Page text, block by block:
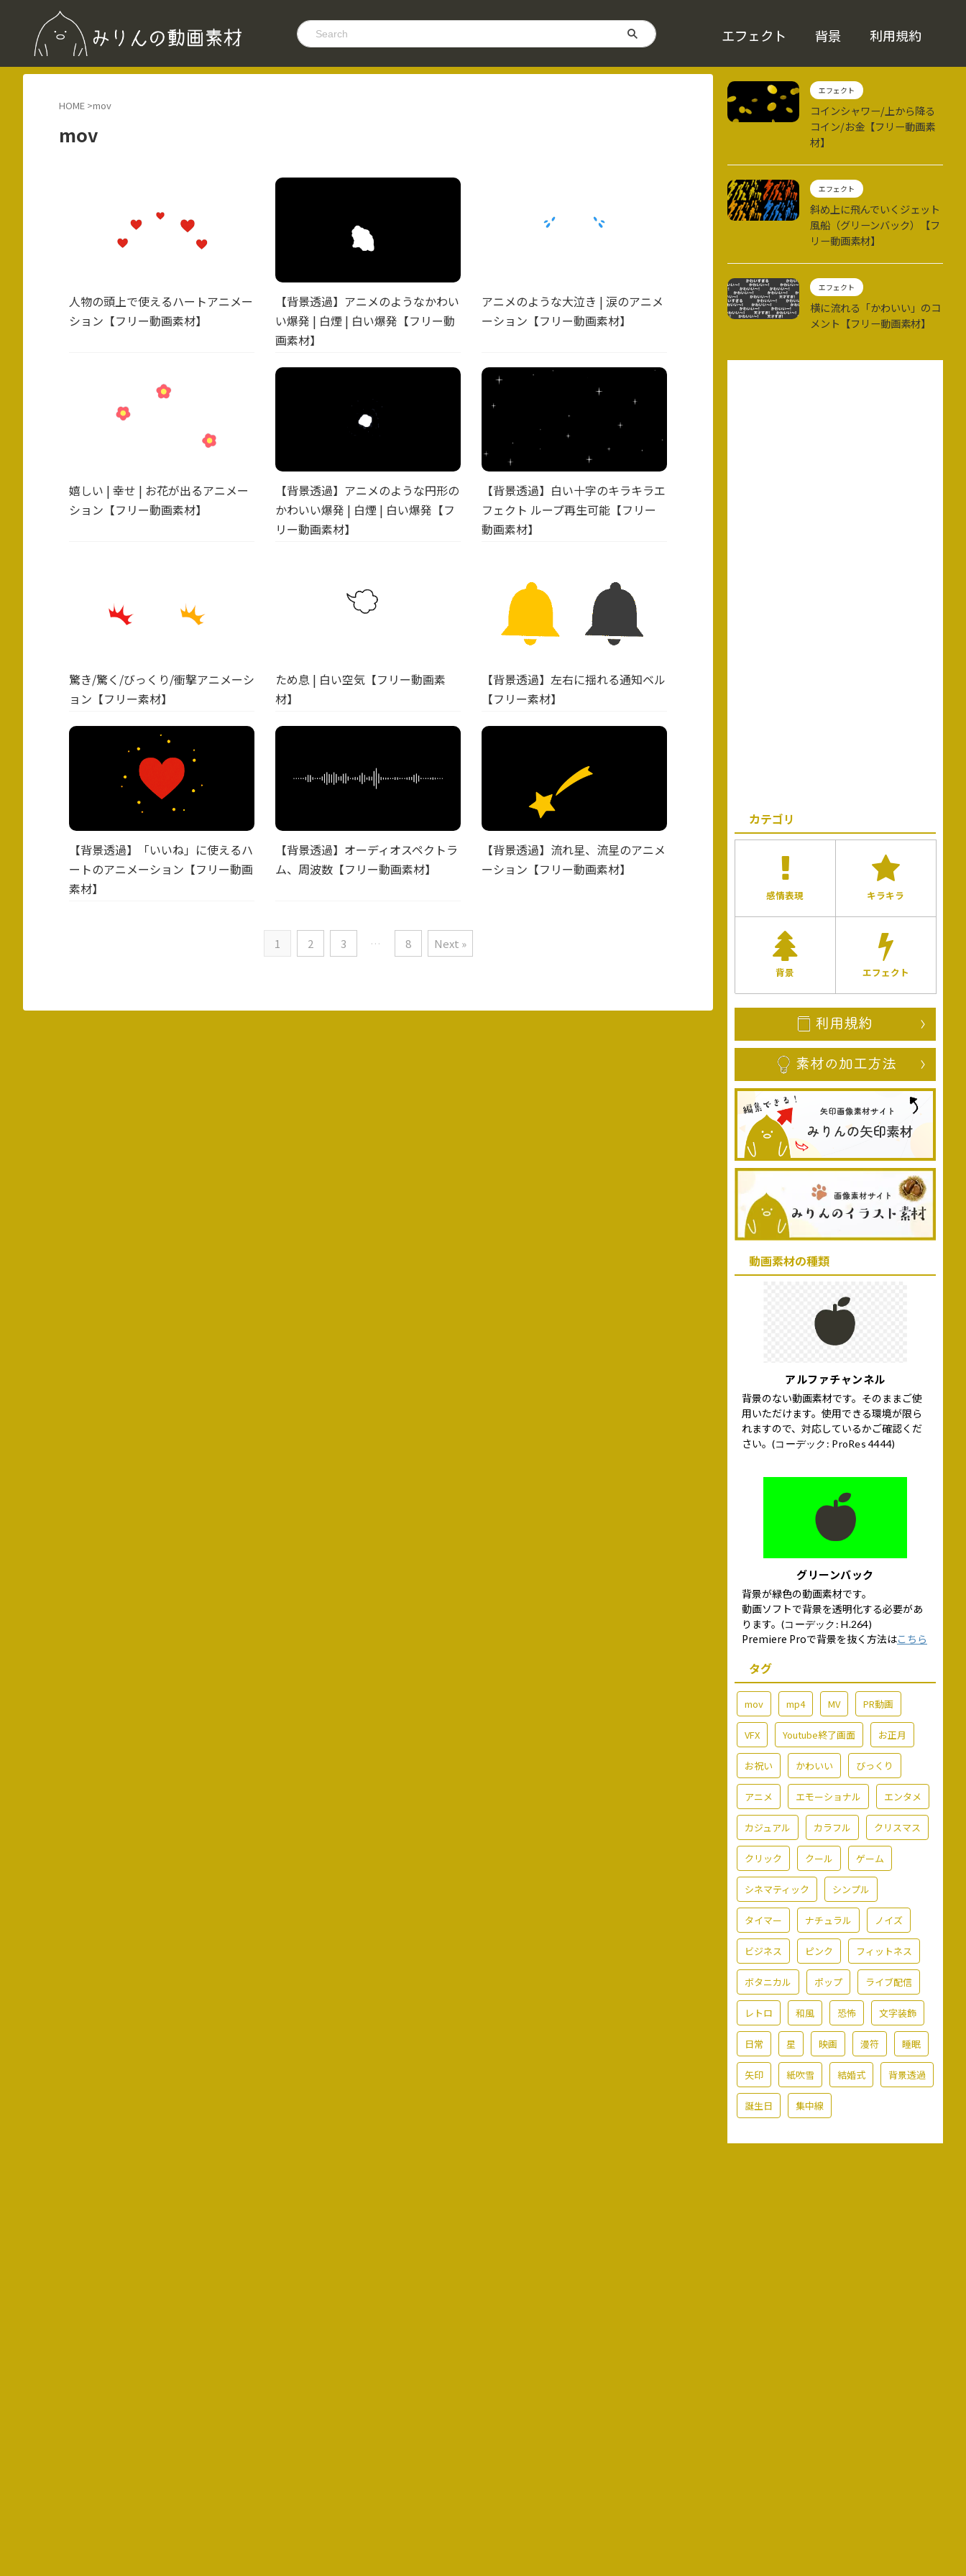
エフェクト 背景 利用規約
HOME >mov
mov
人物の頭上で使えるハートアニメー
ション【フリー動画素材】
【背景透過】アニメのようなかわい
い爆発 | 白煙 | 白い爆発【フリー動
画素材】
アニメのような大泣き | 涙のアニメ
ーション【フリー動画素材】
嬉しい | 幸せ | お花が出るアニメー
ション【フリー動画素材】
【背景透過】アニメのような円形の
かわいい爆発 | 白煙 | 白い爆発【フ
リー動画素材】
【背景透過】白い十字のキラキラエ
フェクト ループ再生可能【フリー
動画素材】
驚き/驚く/びっくり/衝撃アニメーシ
ョン【フリー素材】
ため息 | 白い空気【フリー動画素
材】
【背景透過】左右に揺れる通知ベル
【フリー素材】
【背景透過】「いいね」に使えるハ
ートのアニメーション【フリー動画
素材】
【背景透過】オーディオスペクトラ
ム、周波数【フリー動画素材】
【背景透過】流れ星、流星のアニメ
ーション【フリー動画素材】
1 2 3 … 8 Next »
エフェクト
コインシャワー/上から降る
コイン/お金【フリー動画素
材】
エフェクト
斜め上に飛んでいくジェット
風船（グリーンバック）【フ
リー動画素材】
エフェクト
横に流れる「かわいい」のコ
メント【フリー動画素材】
カテゴリ
感情表現 キラキラ
背景 エフェクト
動画素材の種類
アルファチャンネル
背景のない動画素材です。そのままご使
用いただけます。使用できる環境が限ら
れますので、対応しているかご確認くだ
さい。 (コーデック: ProRes 4444)
グリーンバック
背景が緑色の動画素材です。
動画ソフトで背景を透明化する必要があ
ります。 (コーデック: H.264)
Premiere Proで背景を抜く方法はこちら
タグ
mov mp4 MV PR動画
VFX Youtube終了画面 お正月
お祝い かわいい びっくり
アニメ エモーショナル エンタメ
カジュアル カラフル クリスマス
クリック クール ゲーム
シネマティック シンプル
タイマー ナチュラル ノイズ
ビジネス ピンク フィットネス
ボタニカル ポップ ライブ配信
レトロ 和風 恐怖 文字装飾
日常 星 映画 漫符 睡眠
矢印 紙吹雪 結婚式 背景透過
誕生日 集中線